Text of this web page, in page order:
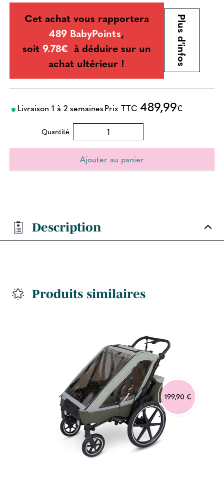
Cet achat vous rapportera
489 BabyPoints,
soit 9.78€ à déduire sur un
achat ultérieur !
Plus d'infos
Livraison 1 à 2 semainesPrix TTC 489,99€
Quantité
Description
Produits similaires
199,90 €